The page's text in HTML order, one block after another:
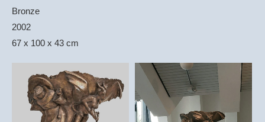
Bronze
2002
67 x 100 x 43 cm